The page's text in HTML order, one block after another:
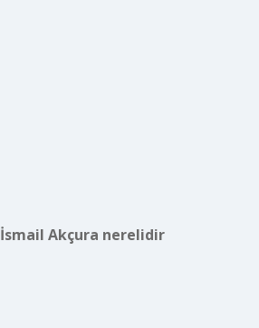
İsmail Akçura nerelidir